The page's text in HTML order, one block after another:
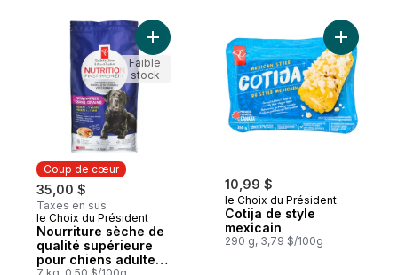
Coup de cœur
35,00 $
Taxes en sus
Coup de cœur
le Choix du Président
Nourriture sèche de
qualité supérieure
pour chiens adultes
Ajouter Nourriture sèche de qualité
Faible
stock
10,99 $
le Choix du Président
Cotija de style
mexicain
290 g, 3,79 $/100g
Ajouter